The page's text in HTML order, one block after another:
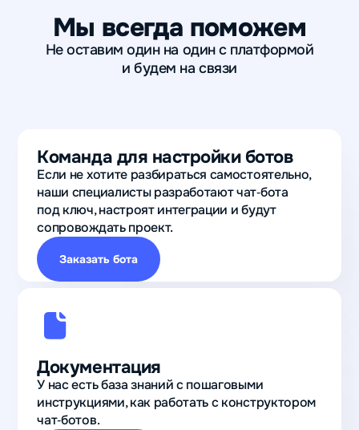
Мы всегда поможем
Не оставим один на один с платформой
и будем на связи
Команда для настройки ботов
Если не хотите разбираться самостоятельно,
наши специалисты разработают чат‑бота
под ключ, настроят интеграции и будут
сопровождать проект.
Заказать бота
Документация
У нас есть база знаний с пошаговыми
инструкциями, как работать с конструктором
чат‑ботов.